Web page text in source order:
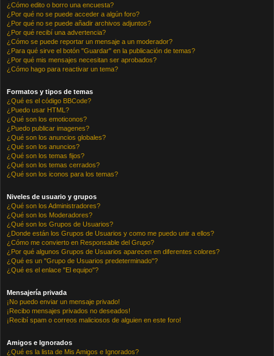
¿Cómo edito o borro una encuesta?
¿Por qué no se puede acceder a algún foro?
¿Por qué no se puede añadir archivos adjuntos?
¿Por qué recibí una advertencia?
¿Cómo se puede reportar un mensaje a un moderador?
¿Para qué sirve el botón "Guardar" en la publicación de temas?
¿Por qué mis mensajes necesitan ser aprobados?
¿Cómo hago para reactivar un tema?
Formatos y tipos de temas
¿Qué es el código BBCode?
¿Puedo usar HTML?
¿Qué son los emoticonos?
¿Puedo publicar imagenes?
¿Qué son los anuncios globales?
¿Qué son los anuncios?
¿Qué son los temas fijos?
¿Qué son los temas cerrados?
¿Qué son los iconos para los temas?
Niveles de usuario y grupos
¿Qué son los Administradores?
¿Qué son los Moderadores?
¿Qué son los Grupos de Usuarios?
¿Donde están los Grupos de Usuarios y como me puedo unir a ellos?
¿Cómo me convierto en Responsable del Grupo?
¿Por qué algunos Grupos de Usuarios aparecen en diferentes colores?
¿Qué es un "Grupo de Usuarios predeterminado"?
¿Qué es el enlace "El equipo"?
Mensajería privada
¡No puedo enviar un mensaje privado!
¡Recibo mensajes privados no deseados!
¡Recibí spam o correos maliciosos de alguien en este foro!
Amigos e Ignorados
¿Qué es la lista de Mis Amigos e Ignorados?